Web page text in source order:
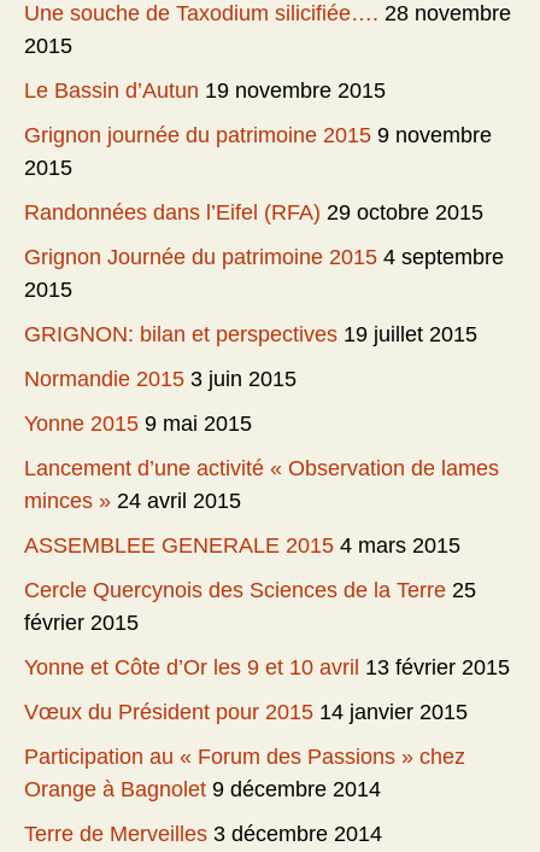
Une souche de Taxodium silicifiée…. 28 novembre
2015
Le Bassin d’Autun 19 novembre 2015
Grignon journée du patrimoine 2015 9 novembre
2015
Randonnées dans l’Eifel (RFA) 29 octobre 2015
Grignon Journée du patrimoine 2015 4 septembre
2015
GRIGNON: bilan et perspectives 19 juillet 2015
Normandie 2015 3 juin 2015
Yonne 2015 9 mai 2015
Lancement d’une activité « Observation de lames
minces » 24 avril 2015
ASSEMBLEE GENERALE 2015 4 mars 2015
Cercle Quercynois des Sciences de la Terre 25
février 2015
Yonne et Côte d’Or les 9 et 10 avril 13 février 2015
Vœux du Président pour 2015 14 janvier 2015
Participation au « Forum des Passions » chez
Orange à Bagnolet 9 décembre 2014
Terre de Merveilles 3 décembre 2014